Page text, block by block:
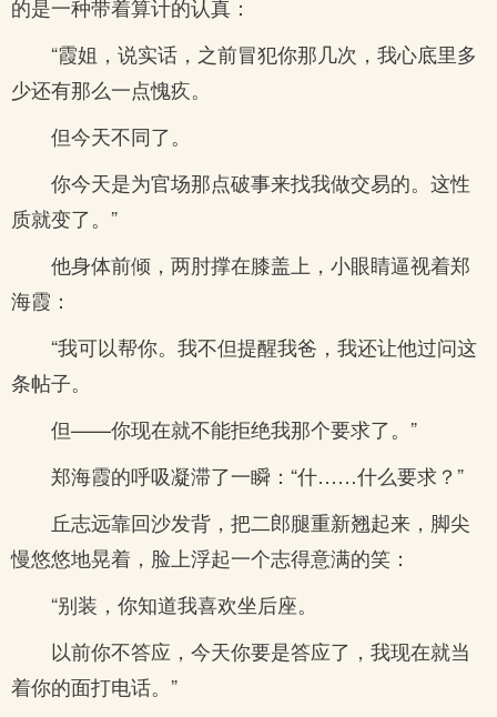
的是一种带着算计的认真：
“霞姐，说实话，之前冒犯你那几次，我心底里多
少还有那么一点愧疚。
但今天不同了。
你今天是为官场那点破事来找我做交易的。这性
质就变了。”
他身体前倾，两肘撑在膝盖上，小眼睛逼视着郑
海霞：
“我可以帮你。我不但提醒我爸，我还让他过问这
条帖子。
但——你现在就不能拒绝我那个要求了。”
郑海霞的呼吸凝滞了一瞬：“什……什么要求？”
丘志远靠回沙发背，把二郎腿重新翘起来，脚尖
慢悠悠地晃着，脸上浮起一个志得意满的笑：
“别装，你知道我喜欢坐后座。
以前你不答应，今天你要是答应了，我现在就当
着你的面打电话。”